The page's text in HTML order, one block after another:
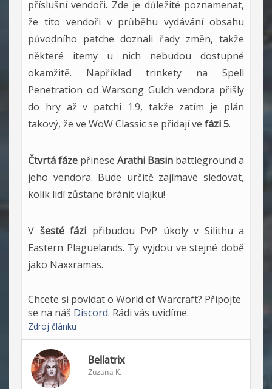
příslušní vendoři. Zde je důležité poznamenat,
že tito vendoři v průběhu vydávání obsahu
původního patche doznali řady změn, takže
některé itemy u nich nebudou dostupné
okamžitě. Například trinkety na Spell
Penetration od Warsong Gulch vendora přišly
do hry až v patchi 1.9, takže zatím je plán
takový, že ve WoW Classic se přidají ve fázi 5.
Čtvrtá fáze přinese Arathi Basin battleground a
jeho vendora. Bude určitě zajímavé sledovat,
kolik lidí zůstane bránit vlajku!
V šesté fázi přibudou PvP úkoly v Silithu a
Eastern Plaguelands. Ty vyjdou ve stejné době
jako Naxxramas.
Chcete si povídat o World of Warcraft? Připojte
se na náš Discord. Rádi vás uvidíme.
Zdroj článku
Bellatrix
Zuzana K.